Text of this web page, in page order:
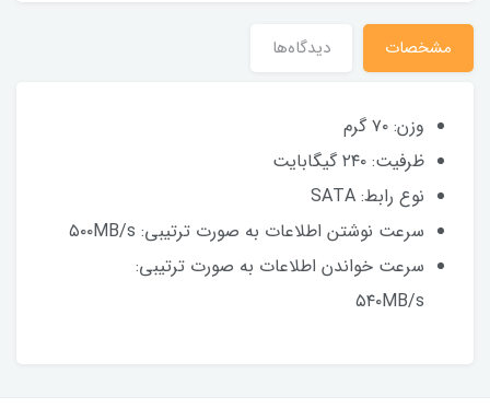
مشخصات دیدگاه‌ها
وزن: ۷۰ گرم
ظرفیت: ۲۴۰ گیگابایت
نوع رابط: SATA
سرعت نوشتن اطلاعات به صورت ترتیبی: ۵۰۰MB/s
سرعت خواندن اطلاعات به صورت ترتیبی:
۵۴۰MB/s